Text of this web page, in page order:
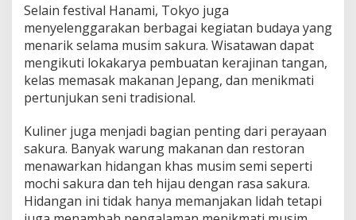
Selain festival Hanami, Tokyo juga
menyelenggarakan berbagai kegiatan budaya yang
menarik selama musim sakura. Wisatawan dapat
mengikuti lokakarya pembuatan kerajinan tangan,
kelas memasak makanan Jepang, dan menikmati
pertunjukan seni tradisional.
Kuliner juga menjadi bagian penting dari perayaan
sakura. Banyak warung makanan dan restoran
menawarkan hidangan khas musim semi seperti
mochi sakura dan teh hijau dengan rasa sakura.
Hidangan ini tidak hanya memanjakan lidah tetapi